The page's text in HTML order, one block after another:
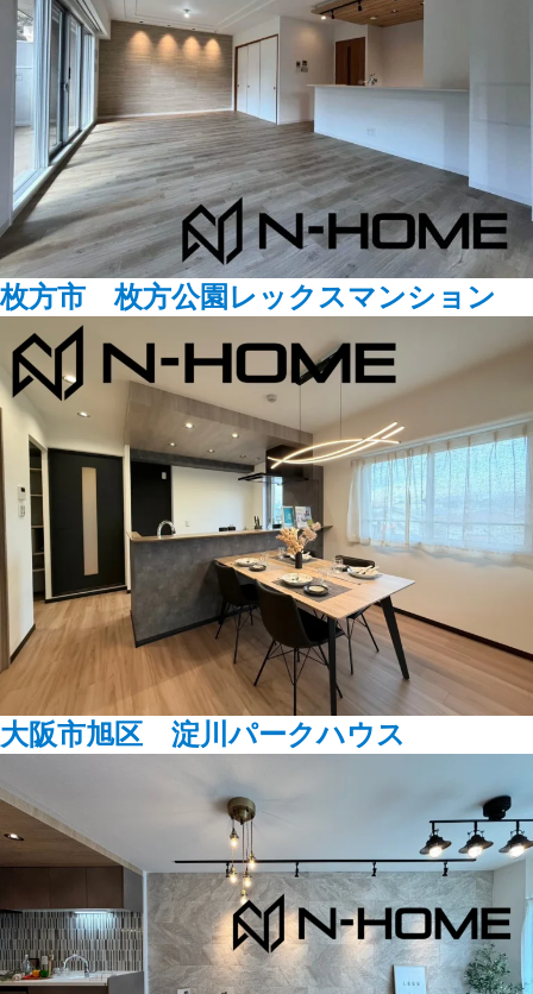
枚方市 枚方公園レックスマンション
大阪市旭区 淀川パークハウス